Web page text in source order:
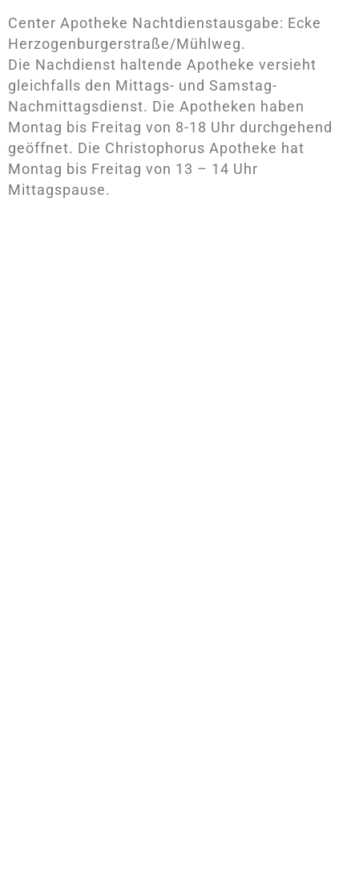
Center Apotheke Nachtdienstausgabe: Ecke
Herzogenburgerstraße/Mühlweg.
Die Nachdienst haltende Apotheke versieht
gleichfalls den Mittags- und Samstag-
Nachmittagsdienst. Die Apotheken haben
Montag bis Freitag von 8-18 Uhr durchgehend
geöffnet. Die Christophorus Apotheke hat
Montag bis Freitag von 13 – 14 Uhr
Mittagspause.